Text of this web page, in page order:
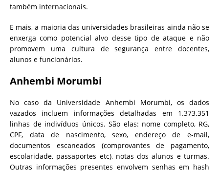
também internacionais.
E mais, a maioria das universidades brasileiras ainda não se
enxerga como potencial alvo desse tipo de ataque e não
promovem uma cultura de segurança entre docentes,
alunos e funcionários.
Anhembi Morumbi
No caso da Universidade Anhembi Morumbi, os dados
vazados incluem informações detalhadas em 1.373.351
linhas de indivíduos únicos. São elas: nome completo, RG,
CPF, data de nascimento, sexo, endereço de e-mail,
documentos escaneados (comprovantes de pagamento,
escolaridade, passaportes etc), notas dos alunos e turmas.
Outras informações presentes envolvem senhas em hash